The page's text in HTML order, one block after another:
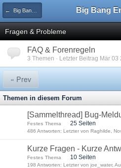
← Big Bang Empire - Das Spiel
Fragen & Probleme
FAQ & Forenregeln
3 Themen · Letzter Beitrag Mär 03
« Prev
Themen in diesem Forum
[Sammelthread] Bug-
Festes Thema 25 Seiten
486 Antworten: Letzter von Raghilde,
Kurze Fragen - Kurze
Festes Thema 10 Seiten
198 Antworten: Letzter von joe_water,